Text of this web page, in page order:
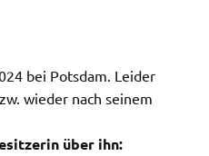
bei Potsdam. Leider
wieder nach seinem
über ihn: